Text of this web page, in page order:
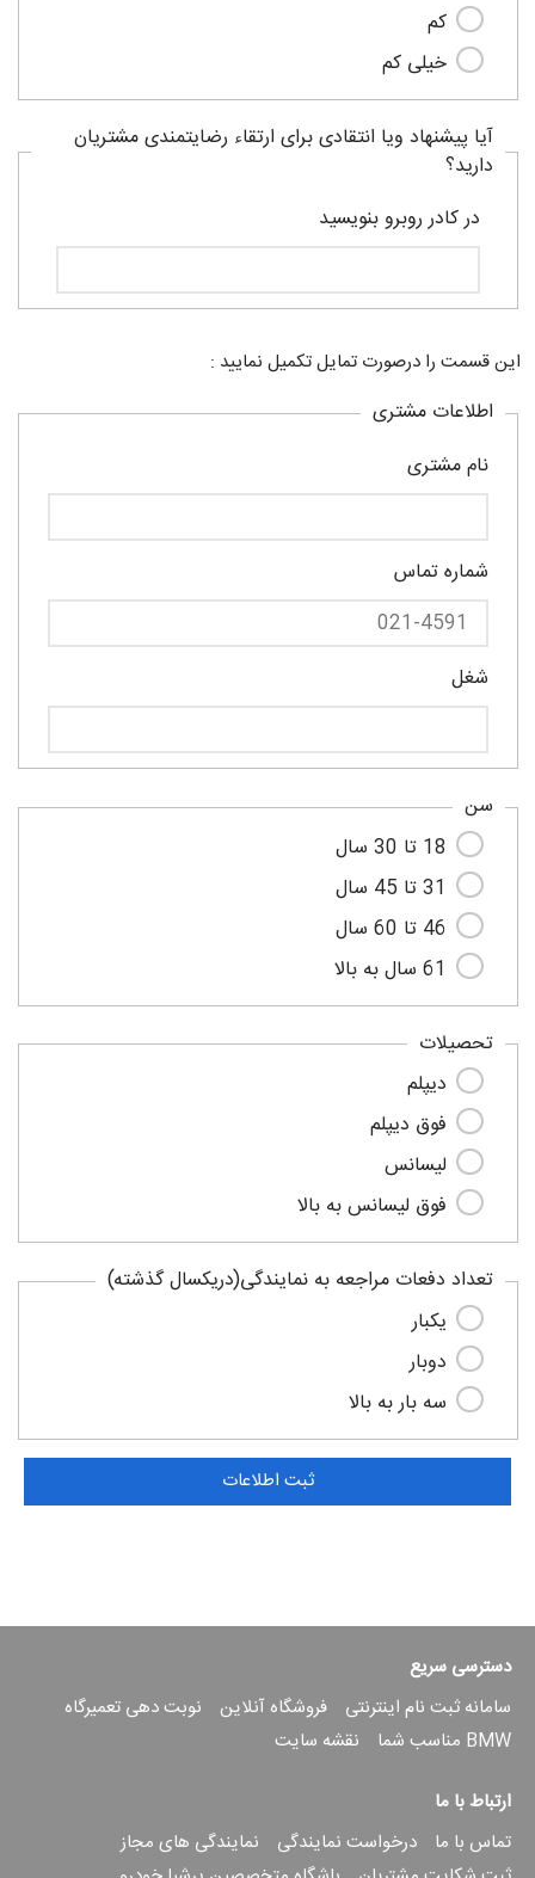
کم
خیلی کم
آیا پیشنهاد ویا انتقادی برای ارتقاء رضایتمندی مشتریان
دارید؟
در کادر روبرو بنویسید
این قسمت را درصورت تمایل تکمیل نمایید :
اطلاعات مشتری
نام مشتری
شماره تماس
شغل
سن
18 تا 30 سال
31 تا 45 سال
46 تا 60 سال
61 سال به بالا
تحصیلات
دیپلم
فوق دیپلم
لیسانس
فوق لیسانس به بالا
تعداد دفعات مراجعه به نمایندگی(دریکسال گذشته)
یکبار
دوبار
سه بار به بالا
دسترسی سریع
سامانه ثبت نام اینترنتی
فروشگاه آنلاین
نوبت دهی تعمیرگاه
BMW مناسب شما
نقشه سایت
ارتباط با ما
تماس با ما
درخواست نمایندگی
نمایندگی های مجاز